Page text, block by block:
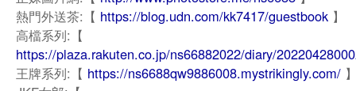
熱門外送茶:【 https://blog.udn.com/kk7417/guestbook 】
高檔系列:【
https://plaza.rakuten.co.jp/ns66882022/diary/
王牌系列:【 https://ns6688qw9886008.mystrikingly.com/